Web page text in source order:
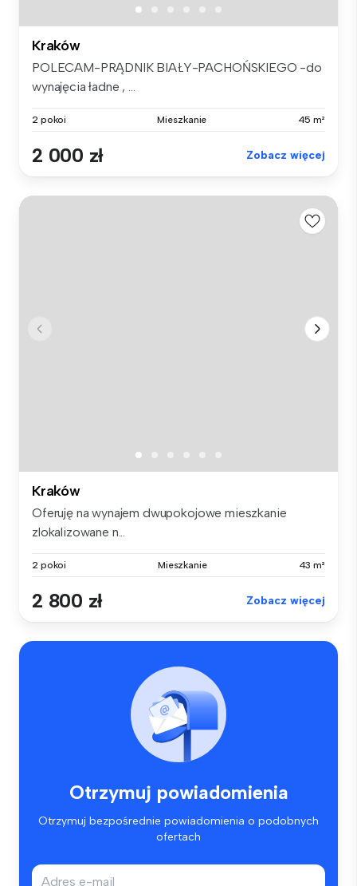
Kraków
POLECAM-PRĄDNIK BIAŁY-PACHOŃSKIEGO -do
wynajęcia ładne , ...
2 pokoi Mieszkanie 45 m²
2 000 zł Zobacz więcej
Kraków
Oferuję na wynajem dwupokojowe mieszkanie
zlokalizowane n...
2 pokoi Mieszkanie 43 m²
2 800 zł Zobacz więcej
Otrzymuj powiadomienia
Otrzymuj bezpośrednie powiadomienia o podobnych
ofertach